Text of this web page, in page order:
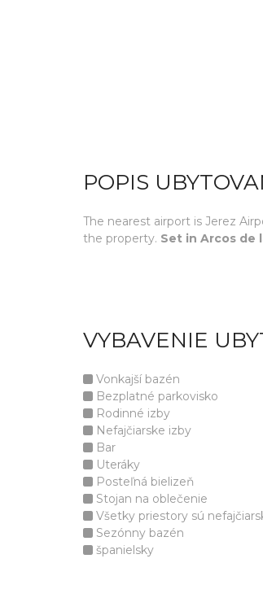
POPIS
The nearest airport is Jerez
the property. Set in Arcos de
VYBAVENIE
Vonkajší bazén
Bezplatné parkovisko
Rodinné izby
Nefajčiarske izby
Bar
Uteráky
Posteľná bielizeň
Stojan na oblečenie
Všetky priestory sú
Sezónny bazén
španielsky